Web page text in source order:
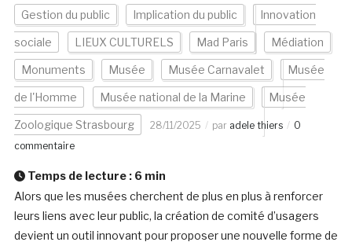
Gestion du public Implication du public Innovation
sociale LIEUX CULTURELS Mad Paris Médiation
Monuments Musée Musée Carnavalet Musée
de l'Homme Musée national de la Marine Musée
Zoologique Strasbourg 28/11/2025 par adele thiers
0
commentaire
Temps de lecture : 6 min
Alors que les musées cherchent de plus en plus à renforcer
leurs liens avec leur public, la création de comité d’usagers
devient un outil innovant pour proposer une nouvelle forme de